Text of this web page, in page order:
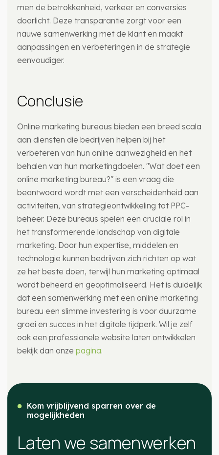
men de betrokkenheid, verkeer en conversies
doorlicht. Deze transparantie zorgt voor een
nauwe samenwerking met de klant en maakt
aanpassingen en verbeteringen in de strategie
eenvoudiger.
Conclusie
Online marketing bureaus bieden een breed scala
aan diensten die bedrijven helpen bij het
verbeteren van hun online aanwezigheid en het
behalen van hun marketingdoelen. "Wat doet een
online marketing bureau?" is een vraag die
beantwoord wordt met een verscheidenheid aan
activiteiten, van strategieontwikkeling tot PPC-
beheer. Deze bureaus spelen een cruciale rol in
het transformerende landschap van digitale
marketing. Door hun expertise, middelen en
technologie kunnen bedrijven zich richten op wat
ze het beste doen, terwijl hun marketing optimaal
wordt beheerd en geoptimaliseerd. Het is duidelijk
dat een samenwerking met een online marketing
bureau een slimme investering is voor duurzame
groei en succes in het digitale tijdperk. Wil je zelf
ook een professionele website laten ontwikkelen
bekijk dan onze pagina.
Kom vrijblijvend sparren over de
mogelijkheden
Laten we samenwerken